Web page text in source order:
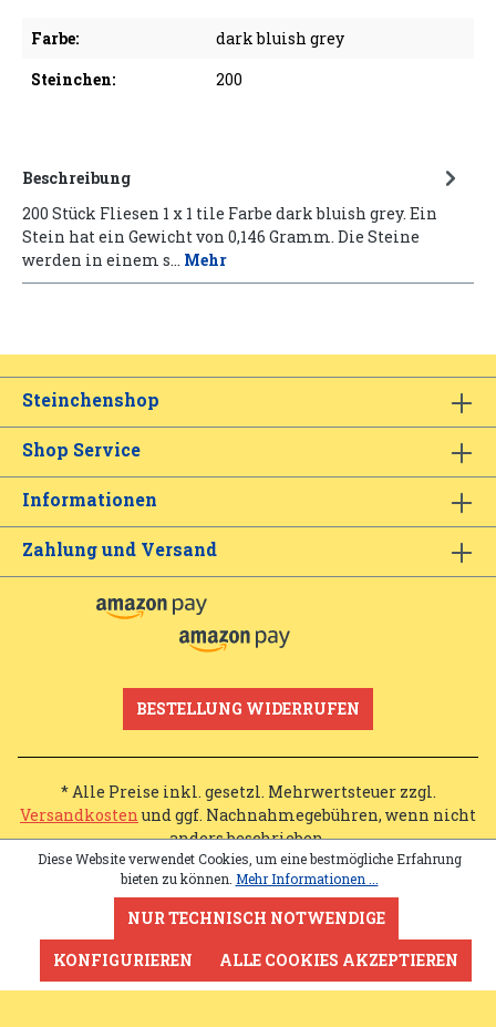
Farbe:
dark bluish grey
Steinchen:
200
Beschreibung
200 Stück Fliesen 1 x 1 tile Farbe dark bluish grey. Ein
Stein hat ein Gewicht von 0,146 Gramm. Die Steine
werden in einem s… Mehr
Steinchenshop
Shop Service
Informationen
Zahlung und Versand
BESTELLUNG WIDERRUFEN
* Alle Preise inkl. gesetzl. Mehrwertsteuer zzgl.
Versandkosten und ggf. Nachnahmegebühren, wenn nicht
anders beschrieben.
Diese Website verwendet Cookies, um eine bestmögliche Erfahrung
bieten zu können. Mehr Informationen ...
NUR TECHNISCH NOTWENDIGE
KONFIGURIEREN
ALLE COOKIES AKZEPTIEREN